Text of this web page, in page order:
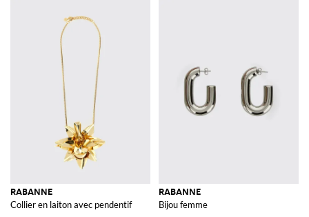
RABANNE
Collier en laiton avec pendentif
RABANNE
Bijou femme